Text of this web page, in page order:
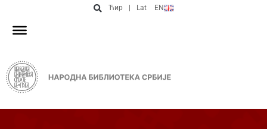
Ћир Lat EN